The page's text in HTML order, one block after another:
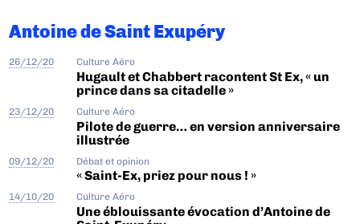
Antoine de Saint Exupéry
26/12/20 Culture Aéro
Hugault et Chabbert racontent St Ex, « un
prince dans sa citadelle »
23/12/20 Culture Aéro
Pilote de guerre… en version anniversaire
illustrée
09/12/20 Débat et opinion
« Saint-Ex, priez pour nous ! »
14/10/20 Culture Aéro
Une éblouissante évocation d’Antoine de